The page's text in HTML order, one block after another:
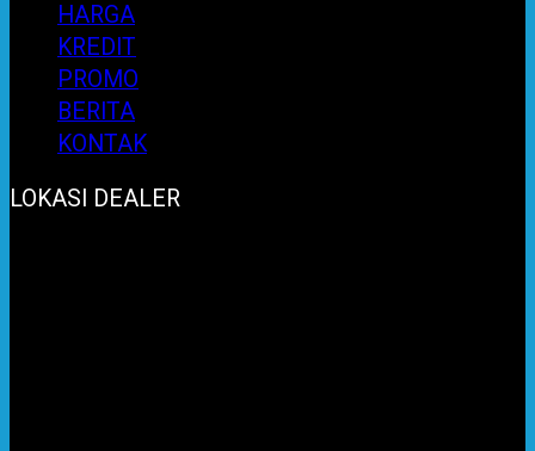
HARGA
KREDIT
PROMO
BERITA
KONTAK
LOKASI DEALER